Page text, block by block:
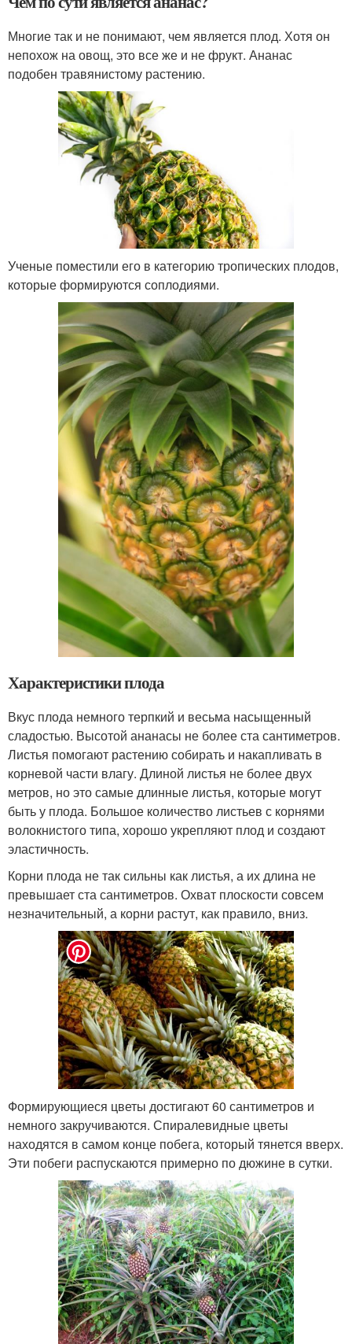
Многие так и не понимают, чем является плод. Хотя он
непохож на овощ, это все же и не фрукт. Ананас
подобен травянистому растению.
Ученые поместили его в категорию тропических плодов,
которые формируются соплодиями.
Характеристики плода
Вкус плода немного терпкий и весьма насыщенный
сладостью. Высотой ананасы не более ста сантиметров.
Листья помогают растению собирать и накапливать в
корневой части влагу. Длиной листья не более двух
метров, но это самые длинные листья, которые могут
быть у плода. Большое количество листьев с корнями
волокнистого типа, хорошо укрепляют плод и создают
эластичность.
Корни плода не так сильны как листья, а их длина не
превышает ста сантиметров. Охват плоскости совсем
незначительный, а корни растут, как правило, вниз.
Формирующиеся цветы достигают 60 сантиметров и
немного закручиваются. Спиралевидные цветы
находятся в самом конце побега, который тянется вверх.
Эти побеги распускаются примерно по дюжине в сутки.